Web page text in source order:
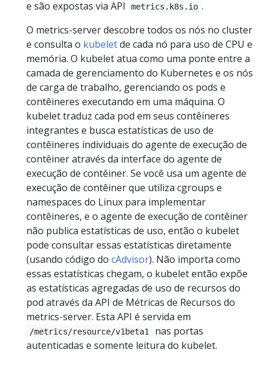
e são expostas via API
metrics.k8s.io .
O metrics-server descobre todos os nós no cluster
e consulta o kubeletde cada nó para uso de CPU e
memória. O kubelet atua como uma ponte entre a
camada de gerenciamento do Kubernetes e os nós
de carga de trabalho, gerenciando os pods e
contêineres executando em uma máquina. O
kubelet traduz cada pod em seus contêineres
integrantes e busca estatísticas de uso de
contêineres individuais do agente de execução de
contêiner através da interface do agente de
execução de contêiner. Se você usa um agente de
execução de contêiner que utiliza cgroups e
namespaces do Linux para implementar
contêineres, e o agente de execução de contêiner
não publica estatísticas de uso, então o kubelet
pode consultar essas estatísticas diretamente
(usando código do cAdvisor). Não importa como
essas estatísticas chegam, o kubelet então expõe
as estatísticas agregadas de uso de recursos do
pod através da API de Métricas de Recursos do
metrics-server. Esta API é servida em
/metrics/resource/v1beta1
nas portas
autenticadas e somente leitura do kubelet.